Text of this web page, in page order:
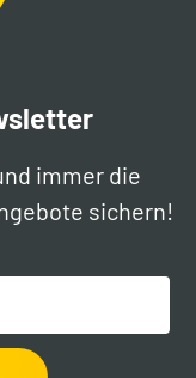
immer die
sichern!